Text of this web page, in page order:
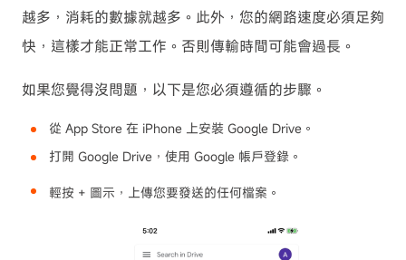
越多，消耗的數據就越多。此外，您的網路速度必須足夠
快，這樣才能正常工作。否則傳輸時間可能會過長。
如果您覺得沒問題，以下是您必須遵循的步驟。
從 App Store 在 iPhone 上安裝 Google Drive。
打開 Google Drive，使用 Google 帳戶登錄。
輕按 + 圖示，上傳您要發送的任何檔案。